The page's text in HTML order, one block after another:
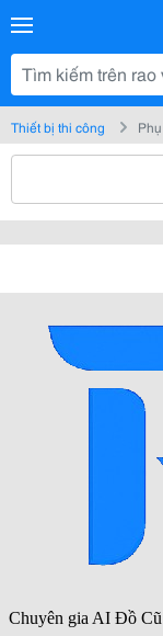
Thiết bị thi công